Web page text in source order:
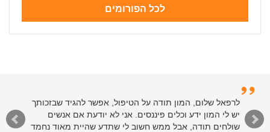
לכל הפורומים
לרפאל שלום, המון תודה על הטיפול, אפשר להגיד שבזכותך
יש לי המון ידע וכלים פיננסים. אני לא יודעת אם אנשים
שולחים תודה, אבל ממש חשוב לי שתדע שהיית מאוד נחמד